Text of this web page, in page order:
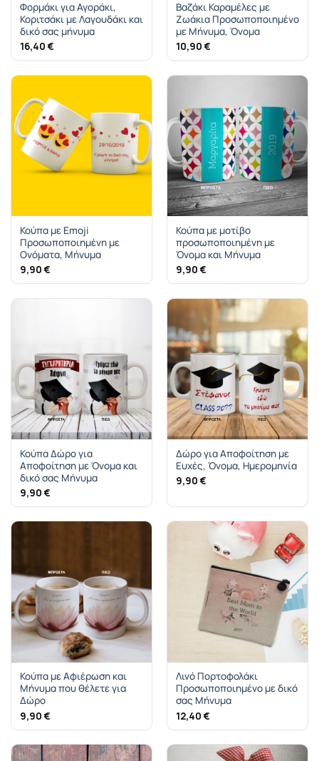
Φορμάκι για Αγοράκι,
Κοριτσάκι με Λαγουδάκι και
δικό σας μήνυμα
16,40 €
Βαζάκι Καραμέλες με
Ζωάκια Προσωποποιημένο
με Μήνυμα, Όνομα
10,90 €
Κούπα με Emoji
Προσωποποιημένη με
Ονόματα, Μήνυμα
9,90 €
Κούπα με μοτίβο
προσωποποιημένη με
Όνομα και Μήνυμα
9,90 €
Κούπα Δώρο για
Αποφοίτηση με Όνομα και
δικό σας Μήνυμα
9,90 €
Δώρο για Αποφοίτηση με
Ευχές, Όνομα, Ημερομηνία
9,90 €
Κούπα με Αφιέρωση και
Μήνυμα που θέλετε για
Δώρο
9,90 €
Λινό Πορτοφολάκι
Προσωποποιημένο με δικό
σας Μήνυμα
12,40 €